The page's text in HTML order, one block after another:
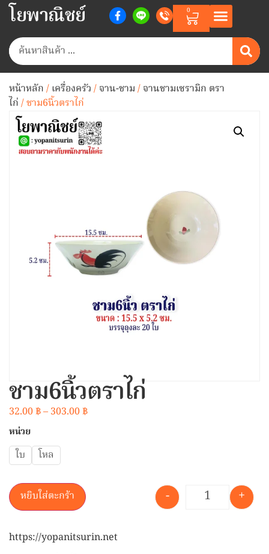
โยพาณิชย์ 0
หน้าหลัก/เครื่องครัว/จาน-ชาม/จานชามเซรามิก ตรา
ไก่/ ชาม6นิ้วตราไก่
ชาม6นิ้วตราไก่
32.00฿–303.00฿
หน่วย
ใบ โหล
- +
หยิบใส่ตะกร้า
https://yopanitsurin.net